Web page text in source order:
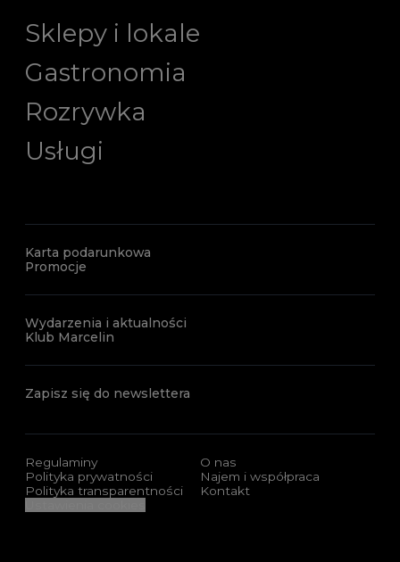
Sklepy i lokale
Gastronomia
Rozrywka
Usługi
Karta podarunkowa
Promocje
Wydarzenia i aktualności
Klub Marcelin
Zapisz się do newslettera
Regulaminy
Polityka prywatności
Polityka transparentności
O nas
Najem i współpraca
Kontakt